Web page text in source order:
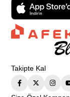
Takipte Kal